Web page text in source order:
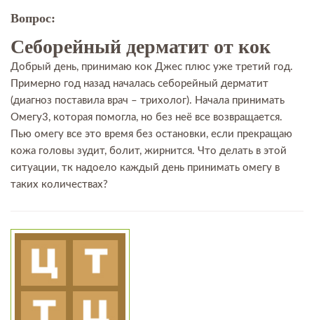
Вопрос:
Себорейный дерматит от кок
Добрый день, принимаю кок Джес плюс уже третий год.
Примерно год назад началась себорейный дерматит
(диагноз поставила врач – трихолог). Начала принимать
Омегу3, которая помогла, но без неё все возвращается.
Пью омегу все это время без остановки, если прекращаю
кожа головы зудит, болит, жирнится. Что делать в этой
ситуации, тк надоело каждый день принимать омегу в
таких количествах?